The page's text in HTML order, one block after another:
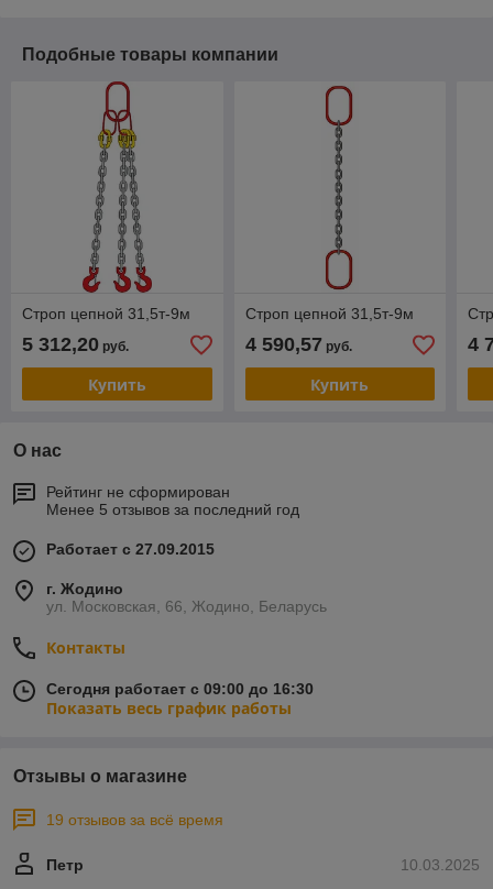
Подобные товары компании
Строп цепной 31,5т-9м
5 312,20 руб.
Купить
Строп цепной 31,5т-9м
4 590,57 руб.
Купить
4
О нас
Рейтинг не сформирован
Менее 5 отзывов за последний год
Работает с 27.09.2015
г. Жодино
ул. Московская, 66, Жодино, Беларусь
Контакты
Сегодня работает с 09:00 до 16:30
Показать весь график работы
Отзывы о магазине
19 отзывов за всё время
10.03.2025
Петр